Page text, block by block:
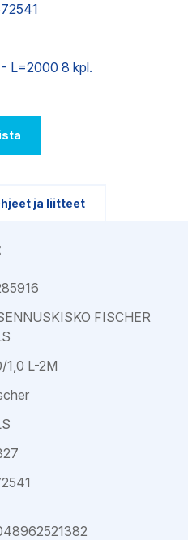
L=2000 8 kpl.
ja liitteet
FISCHER
1,0 L-2M